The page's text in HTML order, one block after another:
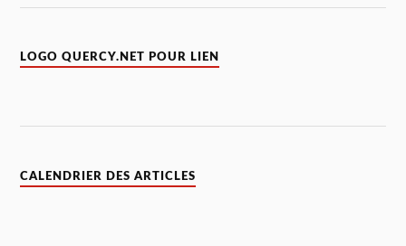
LOGO QUERCY.NET POUR LIEN
CALENDRIER DES ARTICLES